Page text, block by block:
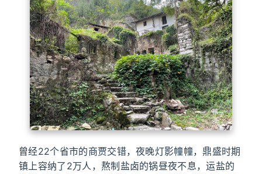
曾经22个省市的商贾交错，夜晚灯影幢幢，鼎盛时期
镇上容纳了2万人，熬制盐卤的锅昼夜不息，运盐的